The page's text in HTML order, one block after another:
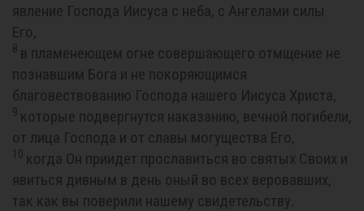
явление Господа Иисуса с неба, с Ангелами силы
Его,
8 в пламенеющем огне совершающего отмщение не
познавшим Бога и не покоряющимся
благовествованию Господа нашего Иисуса Христа,
9 которые подвергнутся наказанию, вечной погибели,
от лица Господа и от славы могущества Его,
10 когда Он приидет прославиться во святых Своих и
явиться дивным в день оный во всех веровавших,
так как вы поверили нашему свидетельству.